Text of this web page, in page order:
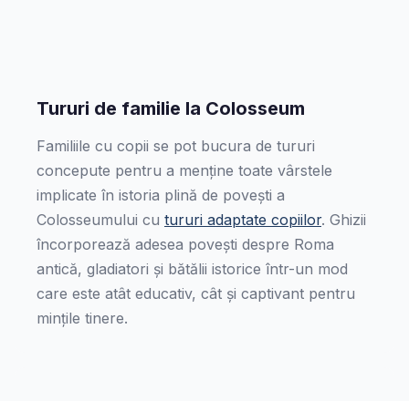
Tururi de familie la Colosseum
Familiile cu copii se pot bucura de tururi
concepute pentru a menține toate vârstele
implicate în istoria plină de povești a
Colosseumului cu tururi adaptate copiilor. Ghizii
încorporează adesea povești despre Roma
antică, gladiatori și bătălii istorice într-un mod
care este atât educativ, cât și captivant pentru
mințile tinere.